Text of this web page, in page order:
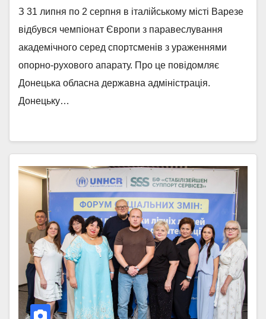
З 31 липня по 2 серпня в італійському місті Варезе
відбувся чемпіонат Європи з паравеслування
академічного серед спортсменів з ураженнями
опорно-рухового апарату. Про це повідомляє
Донецька обласна державна адміністрація.
Донецьку…